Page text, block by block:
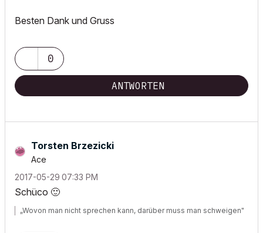
Besten Dank und Gruss
0
ANTWORTEN
Torsten Brzezicki
Ace
‎2017-05-29 07:33 PM
Schüco 🙂
„Wovon man nicht sprechen kann, darüber muss man schweigen"